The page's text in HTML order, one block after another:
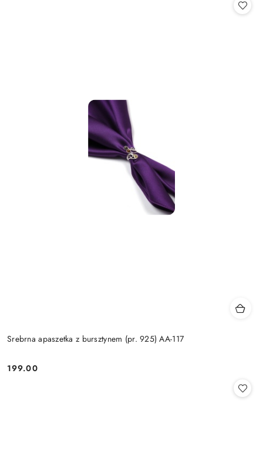
Srebrna apaszetka z bursztynem (pr. 925) AA-117
Cena:
199.00